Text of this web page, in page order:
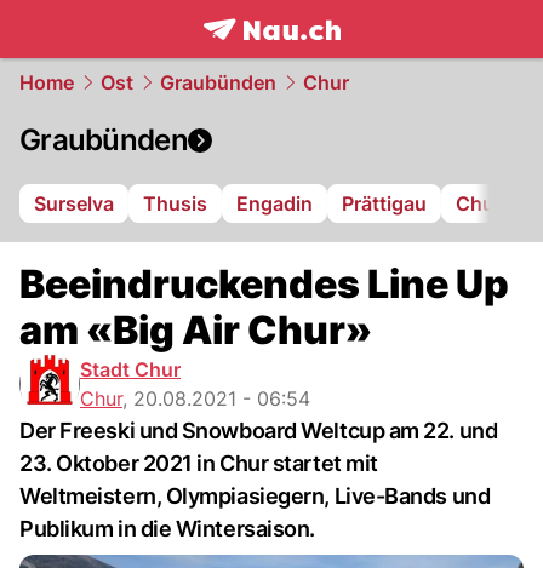
frontpage.NAU.ch
Home Ost Graubünden Chur
Graubünden
Surselva Thusis Engadin Prättigau Chur
Beeindruckendes Line Up
am «Big Air Chur»
Stadt Chur
Chur, 20.08.2021 - 06:54
Der Freeski und Snowboard Weltcup am 22. und
23. Oktober 2021 in Chur startet mit
Weltmeistern, Olympiasiegern, Live-Bands und
Publikum in die Wintersaison.